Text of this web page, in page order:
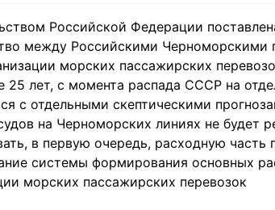
Российской Федерации
между Российскими Черноморскими
морских пассажирских
25 лет, с момента распада СССР на
с отдельными скептическими
на Черноморских линиях не будет
в первую очередь, расходную часть
системы формирования основных
морских пассажирских перевозок